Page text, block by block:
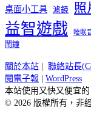
桌面小工具 濾鏡 照
益智遊戲 睡眠
鬧鐘
關於本站 | 聯絡站長
閱電子報 | WordPress
本站使用又快又便宜的
© 2026 版權所有，非